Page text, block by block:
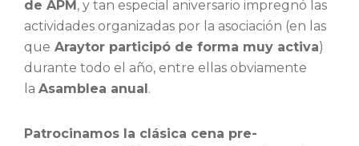
de APM, y tan especial aniversario impregnó las
actividades organizadas por la asociación (en las
que Araytor participó de forma muy activa)
durante todo el año, entre ellas obviamente
la Asamblea anual.
Patrocinamos la clásica cena pre-